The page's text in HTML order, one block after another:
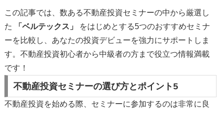
この記事では、数ある不動産投資セミナーの中から厳選し
た
「ベルテックス」
をはじめとする5つのおすすめセミナ
ーを比較し、あなたの投資デビューを強力にサポートしま
す。不動産投資初心者から中級者の方まで役立つ情報満載
です！
不動産投資セミナーの選び方とポイント5
不動産投資を始める際、セミナーに参加するのは非常に良